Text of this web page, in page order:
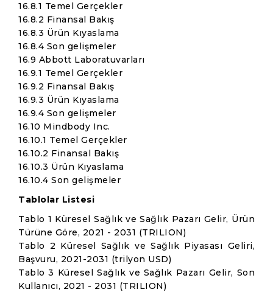
16.8.1 Temel Gerçekler
16.8.2 Finansal Bakış
16.8.3 Ürün Kıyaslama
16.8.4 Son gelişmeler
16.9 Abbott Laboratuvarları
16.9.1 Temel Gerçekler
16.9.2 Finansal Bakış
16.9.3 Ürün Kıyaslama
16.9.4 Son gelişmeler
16.10 Mindbody Inc.
16.10.1 Temel Gerçekler
16.10.2 Finansal Bakış
16.10.3 Ürün Kıyaslama
16.10.4 Son gelişmeler
Tablolar Listesi
Tablo 1 Küresel Sağlık ve Sağlık Pazarı Gelir, Ürün
Türüne Göre, 2021 - 2031 (TRILION)
Tablo 2 Küresel Sağlık ve Sağlık Piyasası Geliri,
Başvuru, 2021-2031 (trilyon USD)
Tablo 3 Küresel Sağlık ve Sağlık Pazarı Gelir, Son
Kullanıcı, 2021 - 2031 (TRILION)